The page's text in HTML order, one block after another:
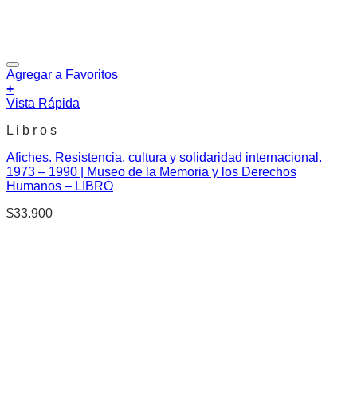
Agregar a Favoritos
+
Vista Rápida
L i b r o s
Afiches. Resistencia, cultura y solidaridad internacional.
1973 – 1990 | Museo de la Memoria y los Derechos
Humanos – LIBRO
$33.900